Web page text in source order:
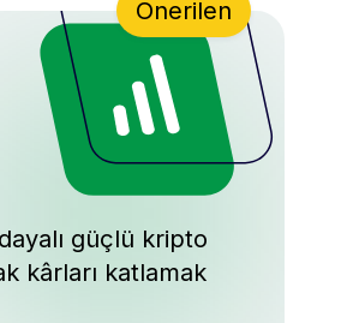
güçlü kripto
kârları katlamak
Önerilen